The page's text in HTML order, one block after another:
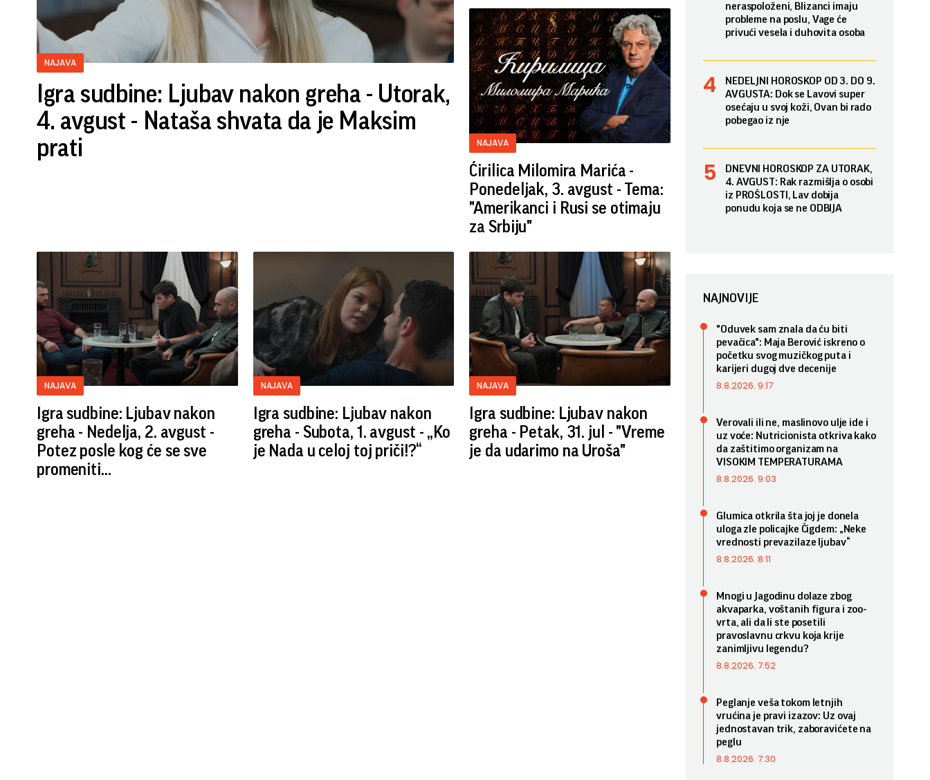
NAJAVA
Igra sudbine: Ljubav nakon greha - Utorak,
4. avgust - Nataša shvata da je Maksim
prati
NAJAVA
Ćirilica Milomira Marića -
Ponedeljak, 3. avgust - Tema:
"Amerikanci i Rusi se otimaju
za Srbiju"
NAJAVA
Igra sudbine: Ljubav nakon
greha - Nedelja, 2. avgust -
Potez posle kog će se sve
promeniti...
NAJAVA
Igra sudbine: Ljubav nakon
greha - Subota, 1. avgust - „Ko
je Nada u celoj toj priči!?“
NAJAVA
Igra sudbine: Ljubav nakon
greha - Petak, 31. jul - "Vreme
je da udarimo na Uroša"
neraspoloženi, Blizanci imaju
probleme na poslu, Vage će
privući vesela i duhovita osoba
NEDELJNI HOROSKOP OD 3. DO 9.
AVGUSTA: Dok se Lavovi super
osećaju u svoj koži, Ovan bi rado
pobegao iz nje
DNEVNI HOROSKOP ZA UTORAK,
4. AVGUST: Rak razmišlja o osobi
iz PROŠLOSTI, Lav dobija
ponudu koja se ne ODBIJA
NAJNOVIJE
"Oduvek sam znala da ću biti
pevačica": Maja Berović iskreno o
početku svog muzičkog puta i
karijeri dugoj dve decenije
8.8.2026. 9:17
Verovali ili ne, maslinovo ulje ide i
uz voće: Nutricionista otkriva kako
da zaštitimo organizam na
VISOKIM TEMPERATURAMA
8.8.2026. 9:03
Glumica otkrila šta joj je donela
uloga zle policajke Čigdem: „Neke
vrednosti prevazilaze ljubav“
8.8.2026. 8:11
Mnogi u Jagodinu dolaze zbog
akvaparka, voštanih figura i zoo-
vrta, ali da li ste posetili
pravoslavnu crkvu koja krije
zanimljivu legendu?
8.8.2026. 7:52
Peglanje veša tokom letnjih
vrućina je pravi izazov: Uz ovaj
jednostavan trik, zaboravićete na
peglu
8.8.2026. 7:30